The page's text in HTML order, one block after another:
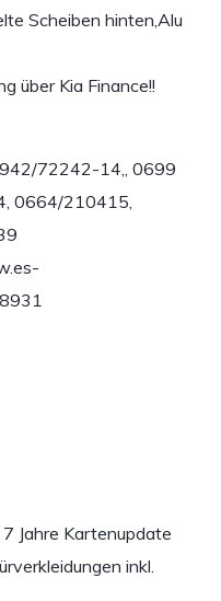
Scheiben hinten,Alu
über Kia Finance!!
72242-14,, 0699
0664/210415,
Jahre Kartenupdate
inkl.